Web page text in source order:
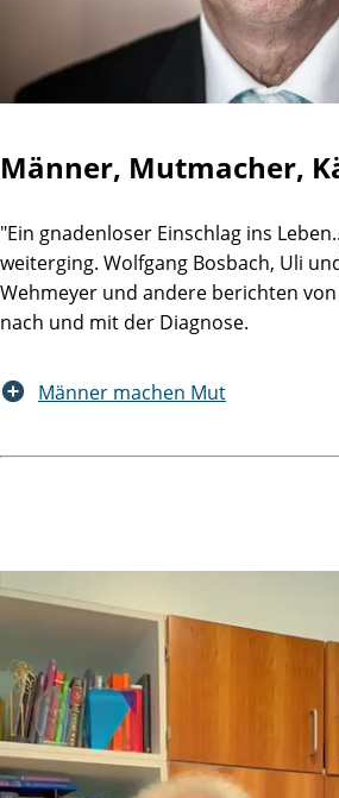
Männer, Mutmacher,
"Ein gnadenloser Einschlag ins
weiterging. Wolfgang Bosbach, Uli
Wehmeyer und andere berichten
nach und mit der Diagnose.
Männer machen Mut